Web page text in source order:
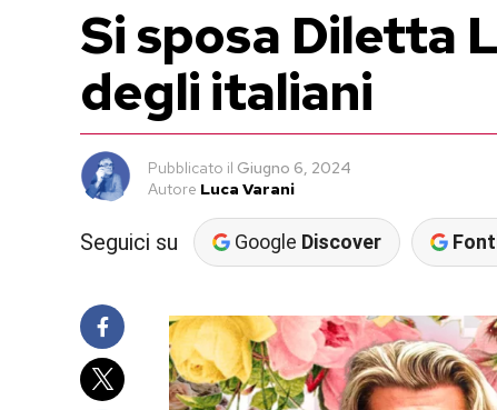
Si sposa Diletta
degli italiani
Pubblicato il Giugno 6, 2024
Autore Luca Varani
Seguici su Google Discover